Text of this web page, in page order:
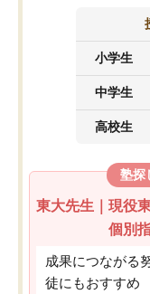
小学生
中学生
高校生
塾探
東大先生｜現役
個別
成果につながる
徒にもおすすめ